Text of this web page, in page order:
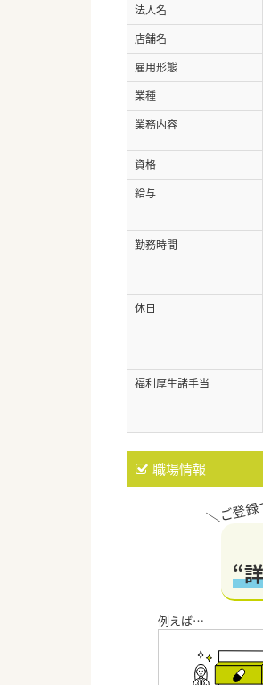
法人名
店舗名
雇用形態
業種
業務内容
資格
給与
勤務時間
休日
福利厚生諸手当
職場情報
“